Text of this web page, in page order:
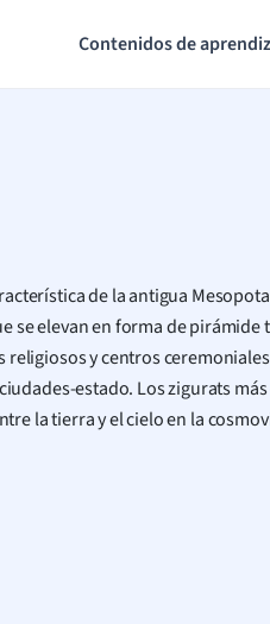
Contenidos de
de la antigua
se elevan en forma de pirámide
y centros
estado. Los zigurats
la tierra y el cielo en la